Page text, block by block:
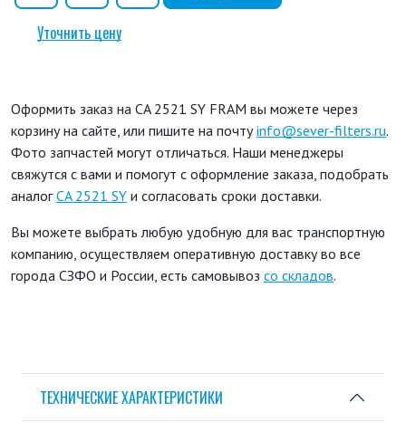
Уточнить цену
Оформить заказ на CA 2521 SY FRAM вы можете через
корзину на сайте, или пишите на почтуinfo@sever-filters.ru.
Фото запчастей могут отличаться. Наши менеджеры
свяжутся с вами и помогут с оформление заказа, подобрать
аналогCA 2521 SY и согласовать сроки доставки.
Вы можете выбрать любую удобную для вас транспортную
компанию, осуществляем оперативную доставку во все
города СЗФО и России, есть самовывоз со складов.
ТЕХНИЧЕСКИЕ ХАРАКТЕРИСТИКИ